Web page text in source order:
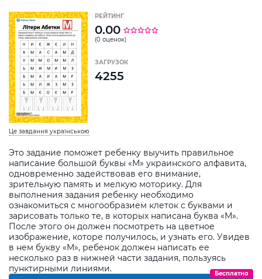
Це завдання українською
Это задание поможет ребенку выучить правильное
написание большой буквы «М» украинского алфавита,
одновременно задействовав его внимание,
зрительную память и мелкую моторику. Для
выполнения задания ребенку необходимо
ознакомиться с многообразием клеток с буквами и
зарисовать только те, в которых написана буква «М».
После этого он должен посмотреть на цветное
изображение, которе получилось, и узнать его. Увидев
в нем букву «М», ребенок должен написать ее
несколько раз в нижней части задания, пользуясь
пунктирными линиями.
РЕЙТИНГ
0.00
(0 оценок)
ЗАГРУЗОК
4255
Бесплатно